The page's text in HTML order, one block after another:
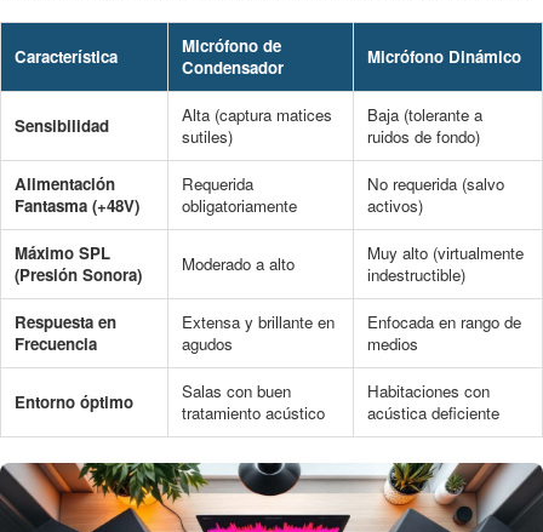
Característica
Micrófono de
Condensador
Micrófono Dinámico
Sensibilidad
Alta (captura matices
sutiles)
Baja (tolerante a
ruidos de fondo)
Alimentación
Fantasma (+48V)
Requerida
obligatoriamente
No requerida (salvo
activos)
Máximo SPL
(Presión Sonora)
Moderado a alto
Muy alto (virtualmente
indestructible)
Respuesta en
Frecuencia
Extensa y brillante en
agudos
Enfocada en rango de
medios
Entorno óptimo
Salas con buen
tratamiento acústico
Habitaciones con
acústica deficiente